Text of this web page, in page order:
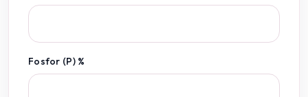
Fosfor (P) %